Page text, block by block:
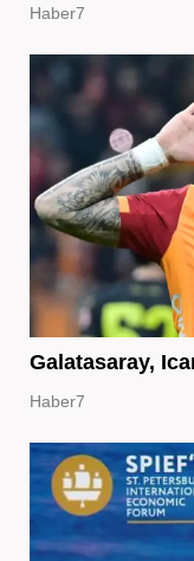
Haber7
Galatasaray,
Haber7